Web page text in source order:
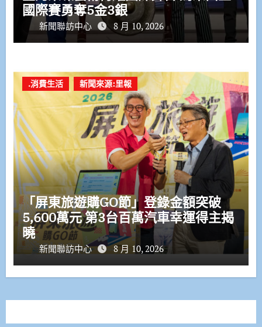
國際賽勇奪5金3銀
新聞聯訪中心 8 月 10, 2026
.消費生活 新聞來源:里報
「屏東旅遊購GO節」登錄金額突破
5,600萬元 第3台百萬汽車幸運得主揭
曉
新聞聯訪中心 8 月 10, 2026